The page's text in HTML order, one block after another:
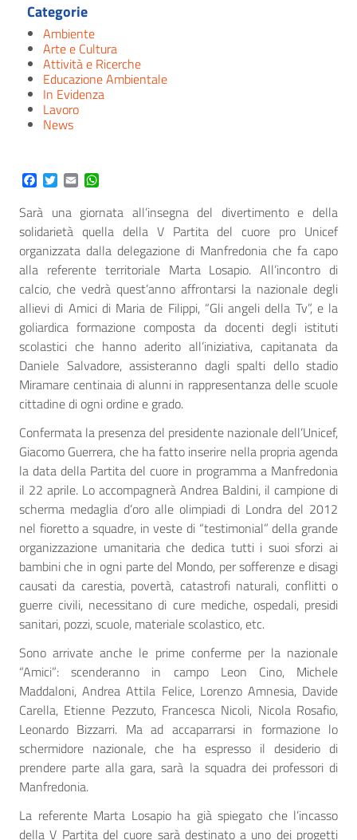
Categorie
Ambiente
Arte e Cultura
Attività e Ricerche
Educazione Ambientale
In Evidenza
Lavoro
News
Facebook
Twitter
Email
Sarà una giornata all’insegna del divertimento e della
solidarietà quella della V Partita del cuore pro Unicef
organizzata dalla delegazione di Manfredonia che fa capo
alla referente territoriale Marta Losapio. All’incontro di
calcio, che vedrà quest’anno affrontarsi la nazionale degli
allievi di Amici di Maria de Filippi, “Gli angeli della Tv”, e la
goliardica formazione composta da docenti degli istituti
scolastici che hanno aderito all’iniziativa, capitanata da
Daniele Salvadore, assisteranno dagli spalti dello stadio
Miramare centinaia di alunni in rappresentanza delle scuole
cittadine di ogni ordine e grado.
Confermata la presenza del presidente nazionale dell’Unicef,
Giacomo Guerrera, che ha fatto inserire nella propria agenda
la data della Partita del cuore in programma a Manfredonia
il 22 aprile. Lo accompagnerà Andrea Baldini, il campione di
scherma medaglia d’oro alle olimpiadi di Londra del 2012
nel fioretto a squadre, in veste di “testimonial” della grande
organizzazione umanitaria che dedica tutti i suoi sforzi ai
bambini che in ogni parte del Mondo, per sofferenze e disagi
causati da carestia, povertà, catastrofi naturali, conflitti o
guerre civili, necessitano di cure mediche, ospedali, presidi
sanitari, pozzi, scuole, materiale scolastico, etc.
Sono arrivate anche le prime conferme per la nazionale
“Amici”: scenderanno in campo Leon Cino, Michele
Maddaloni, Andrea Attila Felice, Lorenzo Amnesia, Davide
Carella, Etienne Pezzuto, Francesca Nicoli, Nicola Rosafio,
Leonardo Bizzarri. Ma ad accaparrarsi in formazione lo
schermidore nazionale, che ha espresso il desiderio di
prendere parte alla gara, sarà la squadra dei professori di
Manfredonia.
La referente Marta Losapio ha già spiegato che l’incasso
della V Partita del cuore sarà destinato a uno dei progetti